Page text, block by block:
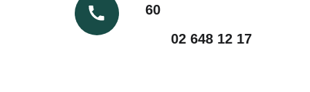
60
                           02 648 12 17